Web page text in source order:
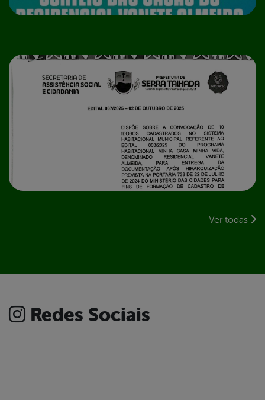
A Prefeitura de Serra Talhada publica novo edital de
convocação do Programa Minha Casa Minha Vida –
Residencial Vanete Almeida
Ver todas
Redes Sociais